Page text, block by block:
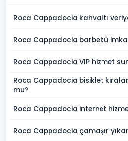
Roca Cappadocia kahvaltı
Roca Cappadocia barbekü
Roca Cappadocia VIP hizmet
Roca Cappadocia bisiklet
mu?
Roca Cappadocia internet
Roca Cappadocia çamaşır